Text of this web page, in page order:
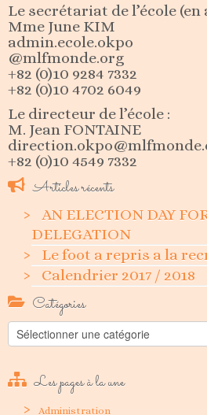
Le secrétariat de l’école (en
Mme June KIM
admin.ecole.okpo
@mlfmonde.org
+82 (0)10 9284 7332
+82 (0)10 4702 6049
Le directeur de l’école :
M. Jean FONTAINE
+82 (0)10 4549 7332
Articles récents
AN ELECTION DAY
DELEGATION
Le foot a repris a la
Calendrier 2017 / 2018
Catégories
Catégories
Les pages à la une
Administration